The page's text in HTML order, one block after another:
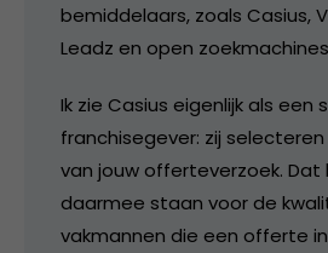
bemiddelaars, zoals Casius,
Leadz en open
Ik zie Casius eigenlijk als een
franchisegever: zij
van jouw offerteverzoek.
daarmee staan voor de
vakmannen die een offerte